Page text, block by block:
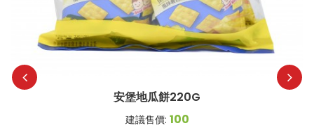
安堡地瓜餅220G
建議售價: 100